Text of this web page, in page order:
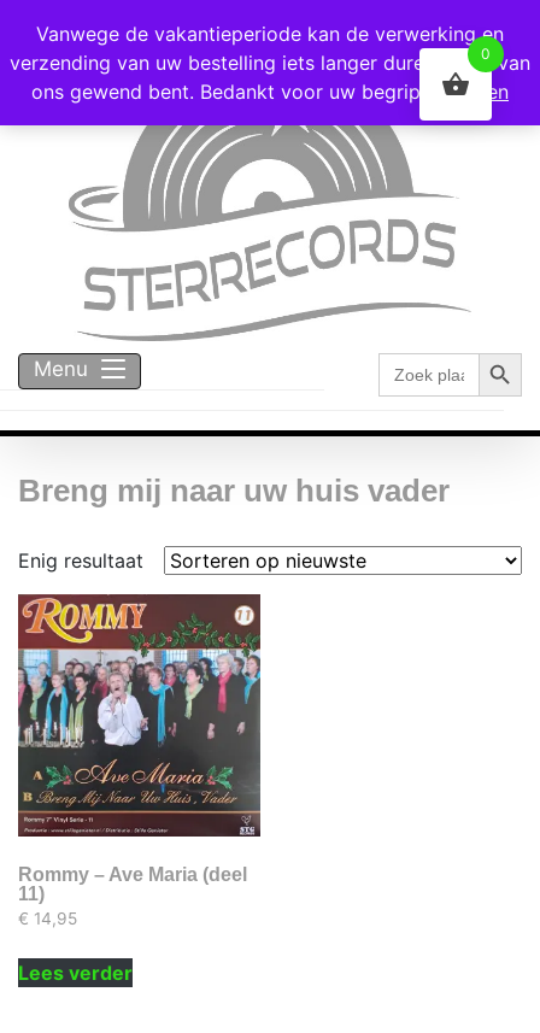
Voor 16:00 besteld = vandaag verzonden!
Menu
Zoek
naar:
Breng mij naar uw huis vader
Enig resultaat
Rommy – Ave Maria (deel
11)
€ 14,95
Lees verder
Vanwege de vakantieperiode kan de verwerking en
verzending van uw bestelling iets langer duren dan u van
ons gewend bent. Bedankt voor uw begrip!
Negeren
0